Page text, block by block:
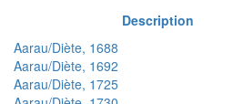
Description
Aarau/Diète, 1688
Aarau/Diète, 1692
Aarau/Diète, 1725